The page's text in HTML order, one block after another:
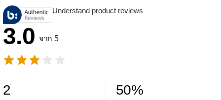
Understand product reviews
3.0 จาก 5
2 50%